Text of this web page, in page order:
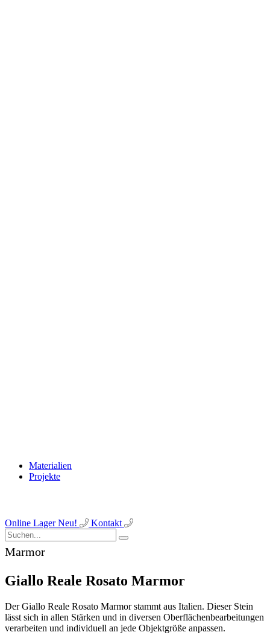
Materialien
Projekte
Online LagerNeu! Kontakt
Marmor
Giallo Reale Rosato Marmor
Der Giallo Reale Rosato Marmor stammt aus Italien. Dieser Stein
lässt sich in allen Stärken und in diversen Oberflächenbearbeitungen
verarbeiten und individuell an jede Objektgröße anpassen.